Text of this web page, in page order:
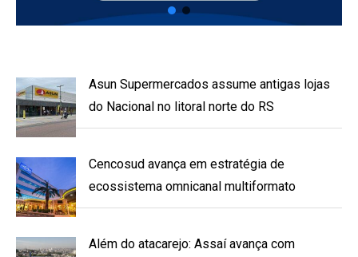
Asun Supermercados assume antigas lojas
do Nacional no litoral norte do RS
Cencosud avança em estratégia de
ecossistema omnicanal multiformato
Além do atacarejo: Assaí avança com